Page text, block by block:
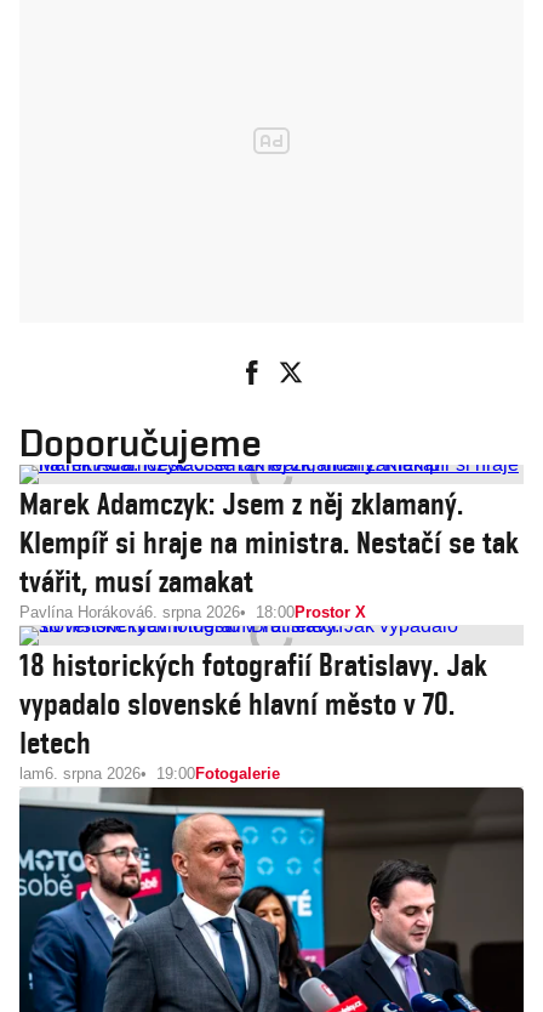
Doporučujeme
Marek Adamczyk: Jsem z něj zklamaný.
Klempíř si hraje na ministra. Nestačí se tak
tvářit, musí zamakat
Pavlína Horáková6. srpna 2026 18:00Prostor X
18 historických fotografií Bratislavy. Jak
vypadalo slovenské hlavní město v 70.
letech
lam6. srpna 2026 19:00Fotogalerie